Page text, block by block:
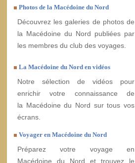
Photos de la Macédoine du Nord
Découvrez les galeries de photos de
la Macédoine du Nord publiées par
les membres du club des voyages.
La Macédoine du Nord en vidéos
Notre sélection de vidéos pour
enrichir votre connaissance de
la Macédoine du Nord sur tous vos
écrans.
Voyager en Macédoine du Nord
Préparez votre voyage en
Macédoine du Nord et trouvez le